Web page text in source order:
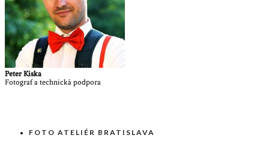
Peter Kiska
Fotograf a technická podpora
FOTO ATELIÉR BRATISLAVA